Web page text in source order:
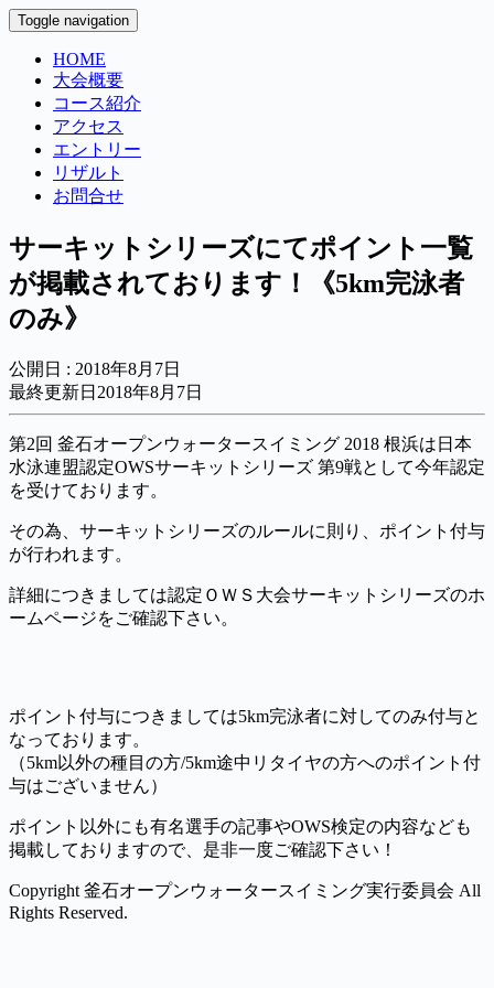
Toggle navigation
HOME
大会概要
コース紹介
アクセス
エントリー
リザルト
お問合せ
サーキットシリーズにてポイント一覧
が掲載されております！《5km完泳者
のみ》
公開日 : 2018年8月7日
最終更新日2018年8月7日
第2回 釜石オープンウォータースイミング 2018 根浜は日本
水泳連盟認定OWSサーキットシリーズ 第9戦として今年認定
を受けております。
その為、サーキットシリーズのルールに則り、ポイント付与
が行われます。
詳細につきましては認定ＯＷＳ大会サーキットシリーズのホ
ームページをご確認下さい。
ポイント付与につきましては5km完泳者に対してのみ付与と
なっております。
（5km以外の種目の方/5km途中リタイヤの方へのポイント付
与はございません）
ポイント以外にも有名選手の記事やOWS検定の内容なども
掲載しておりますので、是非一度ご確認下さい！
Copyright 釜石オープンウォータースイミング実行委員会 All
Rights Reserved.